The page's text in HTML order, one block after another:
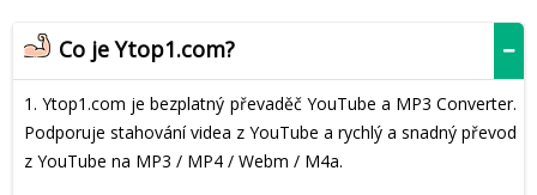
Co je Ytop1.com?
1. Ytop1.com je bezplatný převaděč YouTube a MP3 Converter.
Podporuje stahování videa z YouTube a rychlý a snadný převod
z YouTube na MP3 / MP4 / Webm / M4a.